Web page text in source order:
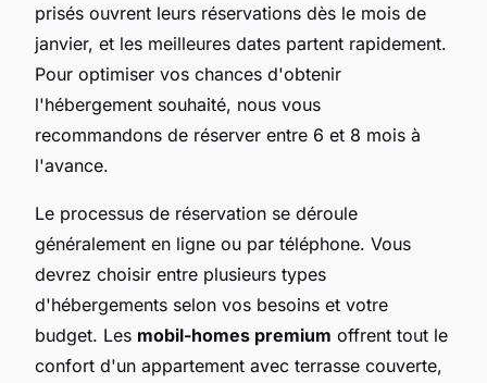
prisés ouvrent leurs réservations dès le mois de
janvier, et les meilleures dates partent rapidement.
Pour optimiser vos chances d'obtenir
l'hébergement souhaité, nous vous
recommandons de réserver entre 6 et 8 mois à
l'avance.
Le processus de réservation se déroule
généralement en ligne ou par téléphone. Vous
devrez choisir entre plusieurs types
d'hébergements selon vos besoins et votre
budget. Les mobil-homes premium offrent tout le
confort d'un appartement avec terrasse couverte,